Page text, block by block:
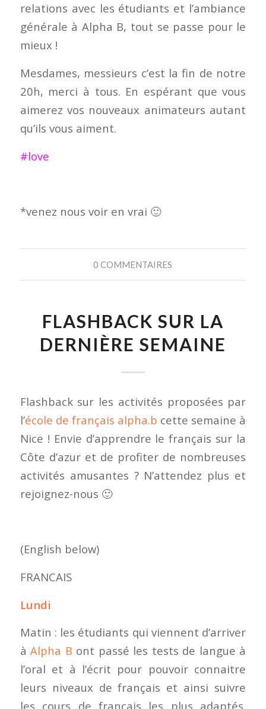
relations avec les étudiants et l’ambiance
générale à Alpha B, tout se passe pour le
mieux !
Mesdames, messieurs c’est la fin de notre
20h, merci à tous. En espérant que vous
aimerez vos nouveaux animateurs autant
qu’ils vous aiment.
#love
*venez nous voir en vrai 🙂
0 COMMENTAIRES
FLASHBACK SUR LA
DERNIÈRE SEMAINE
Flashback sur les activités proposées par
l’école de français alpha.b cette semaine à
Nice ! Envie d’apprendre le français sur la
Côte d’azur et de profiter de nombreuses
activités amusantes ? N’attendez plus et
rejoignez-nous 🙂
(English below)
FRANCAIS
Lundi
Matin : les étudiants qui viennent d’arriver
àAlpha B ont passé les tests de langue à
l’oral et à l’écrit pour pouvoir connaitre
leurs niveaux de français et ainsi suivre
les cours de français les plus adaptés.